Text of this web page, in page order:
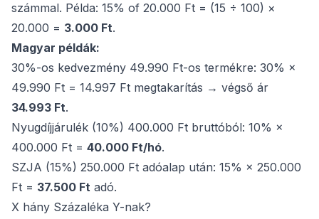
számmal. Példa: 15% of 20.000 Ft = (15 ÷ 100) ×
20.000 = 3.000 Ft.
Magyar példák:
30%-os kedvezmény 49.990 Ft-os termékre: 30% ×
49.990 Ft = 14.997 Ft megtakarítás → végső ár
34.993 Ft.
Nyugdíjjárulék (10%) 400.000 Ft bruttóból: 10% ×
400.000 Ft = 40.000 Ft/hó.
SZJA (15%) 250.000 Ft adóalap után: 15% × 250.000
Ft = 37.500 Ft adó.
X hány Százaléka Y-nak?